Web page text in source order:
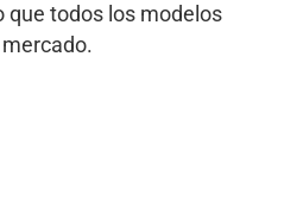
que todos los modelos